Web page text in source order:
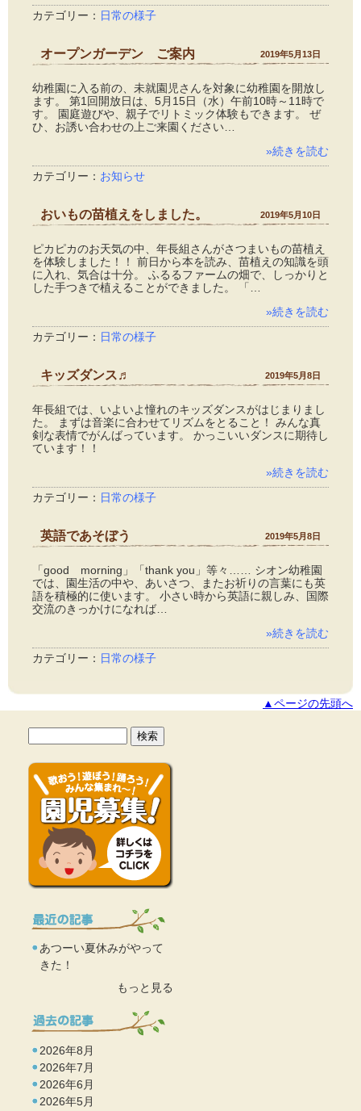
カテゴリー： 日常の様子
オープンガーデン ご案内 2019年5月13日
幼稚園に入る前の、未就園児さんを対象に幼稚園を開放し
ます。 第1回開放日は、5月15日（水）午前10時～11時で
す。 園庭遊びや、親子でリトミック体験もできます。 ぜ
ひ、お誘い合わせの上ご来園ください…
»続きを読む
カテゴリー： お知らせ
おいもの苗植えをしました。 2019年5月10日
ピカピカのお天気の中、年長組さんがさつまいもの苗植え
を体験しました！！ 前日から本を読み、苗植えの知識を頭
に入れ、気合は十分。 ふるるファームの畑で、しっかりと
した手つきで植えることができました。 「…
»続きを読む
カテゴリー： 日常の様子
キッズダンス♬ 2019年5月8日
年長組では、いよいよ憧れのキッズダンスがはじまりまし
た。 まずは音楽に合わせてリズムをとること！ みんな真
剣な表情でがんばっています。 かっこいいダンスに期待し
ています！！
»続きを読む
カテゴリー： 日常の様子
英語であそぼう 2019年5月8日
「good morning」「thank you」等々…… シオン幼稚園
では、園生活の中や、あいさつ、またお祈りの言葉にも英
語を積極的に使います。 小さい時から英語に親しみ、国際
交流のきっかけになれば…
»続きを読む
カテゴリー： 日常の様子
▲ページの先頭へ
あつーい夏休みがやって
きた！
もっと見る
2026年8月
2026年7月
2026年6月
2026年5月